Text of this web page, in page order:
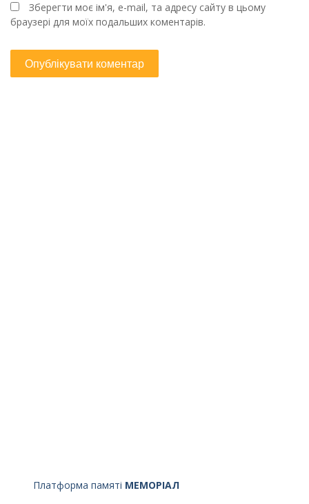
Зберегти моє ім'я, e-mail, та адресу сайту в цьому
браузері для моїх подальших коментарів.
Платформа памяті МЕМОРІАЛ